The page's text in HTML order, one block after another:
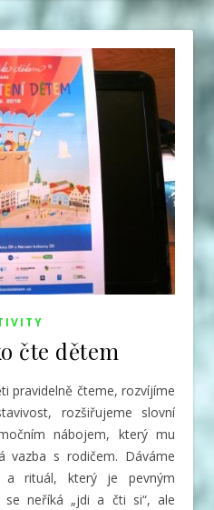
čte dětem
rozšiřujeme slovní
nábojem, který mu
vazba s rodičem. Dáváme
rituál, který je pevným
se neříká „jdi a čti si“, ale